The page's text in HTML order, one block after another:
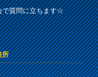
で質問に立ちます☆
所